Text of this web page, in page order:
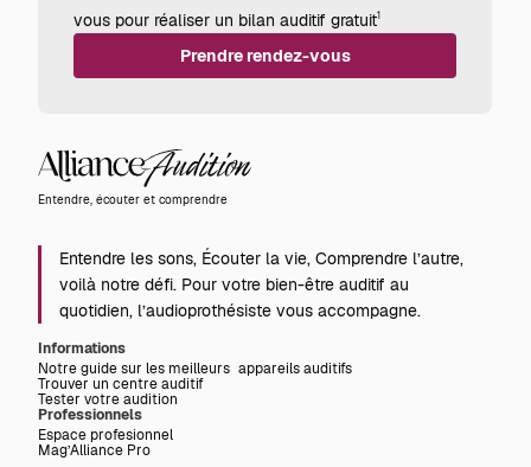
vous pour réaliser un bilan auditif gratuit1
Prendre rendez-vous
Audition
Entendre, écouter et comprendre
Entendre les sons, Écouter la vie, Comprendre l’autre,
voilà notre défi. Pour votre bien-être auditif au
quotidien, l’audioprothésiste vous accompagne.
Informations
Notre guide sur les meilleurs appareils auditifs
Trouver un centre auditif
Tester votre audition
Professionnels
Espace profesionnel
Mag’Alliance Pro